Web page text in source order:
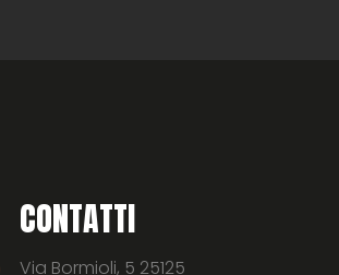
CONTATTI
Via Bormioli, 5 25125